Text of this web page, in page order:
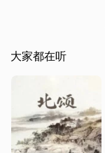
大家都在听